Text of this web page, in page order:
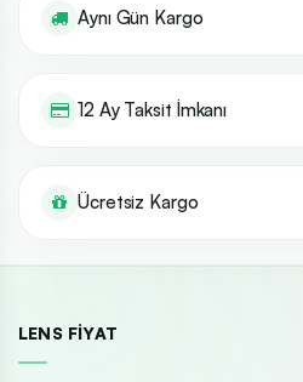
Aynı Gün Kargo
12 Ay Taksit İmkanı
Ücretsiz Kargo
LENS FIYAT